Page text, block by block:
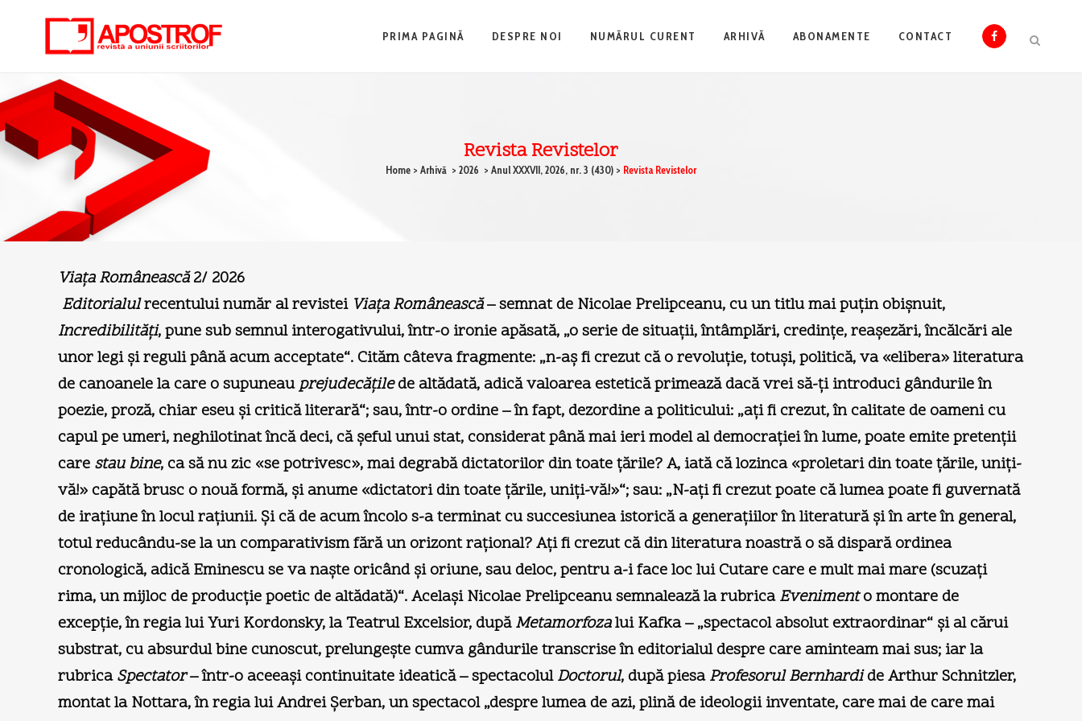
PRIMA PAGINĂ DESPRE NOI NUMĂRUL CURENT ARHIVĂ ABONAMENTE CONTACT
Revista Revistelor
Home > Arhivă > 2026 > Anul XXXVII, 2026, nr. 3 (430) > Revista Revistelor
Viaţa Românească2/ 2026
Editorialulrecentului număr al revistei Viaţa Românească– semnat de Nicolae Prelipceanu, cu un titlu mai puţin obişnuit,
Incredibilităţi, pune sub semnul interogativului, într-o ironie apăsată, „o serie de situaţii, întâmplări, credinţe, reaşezări, încălcări ale
unor legi şi reguli până acum acceptate“. Cităm câteva fragmente: „n-aş fi crezut că o revoluţie, totuşi, politică, va «elibera» literatura
de canoanele la care o supuneauprejudecăţilede altădată, adică valoarea estetică primează dacă vrei să-ţi introduci gândurile în
poezie, proză, chiar eseu şi critică literară“; sau, într-o ordine – în fapt, dezordine a politicului: „aţi fi crezut, în calitate de oameni cu
capul pe umeri, neghilotinat încă deci, că şeful unui stat, considerat până mai ieri model al democraţiei în lume, poate emite pretenţii
care stau bine, ca să nu zic «se potrivesc», mai degrabă dictatorilor din toate ţările? A, iată că lozinca «proletari din toate ţările, uniţi-
vă!» capătă brusc o nouă formă, şi anume «dictatori din toate ţările, uniţi-vă!»“; sau: „N-aţi fi crezut poate că lumea poate fi guvernată
de iraţiune în locul raţiunii. Şi că de acum încolo s-a terminat cu succesiunea istorică a generaţiilor în literatură şi în arte în general,
totul reducându-se la un comparativism fără un orizont raţional? Aţi fi crezut că din literatura noastră o să dispară ordinea
cronologică, adică Eminescu se va naşte oricând şi oriune, sau deloc, pentru a-i face loc lui Cutare care e mult mai mare (scuzaţi
rima, un mijloc de producţie poetic de altădată)“. Acelaşi Nicolae Prelipceanu semnalează la rubricaEvenimento montare de
excepţie, în regia lui Yuri Kordonsky, la Teatrul Excelsior, dupăMetamorfozalui Kafka – „spectacol absolut extraordinar“ şi al cărui
substrat, cu absurdul bine cunoscut, prelungeşte cumva gândurile transcrise în editorialul despre care aminteam mai sus; iar la
rubricaSpectator– într-o aceeaşi continuitate ideatică – spectacolulDoctorul, după piesaProfesorul Bernhardide Arthur Schnitzler,
montat la Nottara, în regia lui Andrei Şerban, un spectacol „despre lumea de azi, plină de ideologii inventate, care mai de care mai